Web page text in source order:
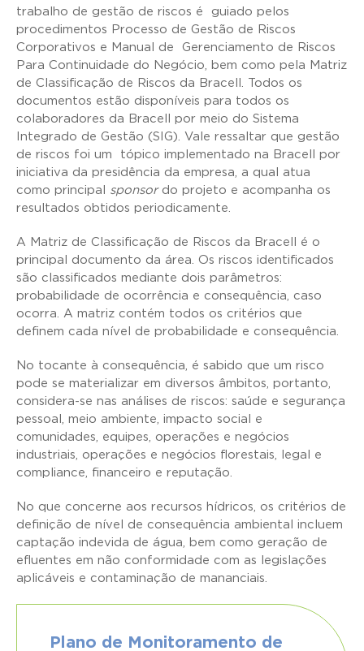
trabalho de gestão de riscos é guiado pelos
procedimentos Processo de Gestão de Riscos
Corporativos e Manual de Gerenciamento de Riscos
Para Continuidade do Negócio, bem como pela Matriz
de Classificação de Riscos da Bracell. Todos os
documentos estão disponíveis para todos os
colaboradores da Bracell por meio do Sistema
Integrado de Gestão (SIG). Vale ressaltar que gestão
de riscos foi um tópico implementado na Bracell por
iniciativa da presidência da empresa, a qual atua
como principal sponsor do projeto e acompanha os
resultados obtidos periodicamente.
A Matriz de Classificação de Riscos da Bracell é o
principal documento da área. Os riscos identificados
são classificados mediante dois parâmetros:
probabilidade de ocorrência e consequência, caso
ocorra. A matriz contém todos os critérios que
definem cada nível de probabilidade e consequência.
No tocante à consequência, é sabido que um risco
pode se materializar em diversos âmbitos, portanto,
considera-se nas análises de riscos: saúde e segurança
pessoal, meio ambiente, impacto social e
comunidades, equipes, operações e negócios
industriais, operações e negócios florestais, legal e
compliance, financeiro e reputação.
No que concerne aos recursos hídricos, os critérios de
definição de nível de consequência ambiental incluem
captação indevida de água, bem como geração de
efluentes em não conformidade com as legislações
aplicáveis e contaminação de mananciais.
Plano de Monitoramento de